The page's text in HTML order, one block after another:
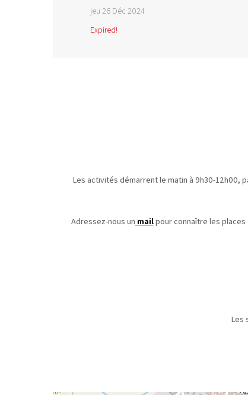
jeu 26 Déc 2024
Expired!
Les activités démarrent le matin à 9h30-12h00,
Adressez-nous un mailpour connaître les places
Les
Le